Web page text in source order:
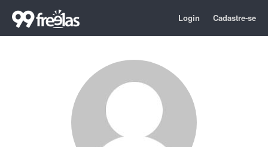
Login Cadastre-se